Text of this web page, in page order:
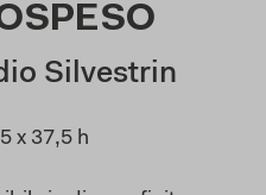
Silvestrin
x 37,5 h